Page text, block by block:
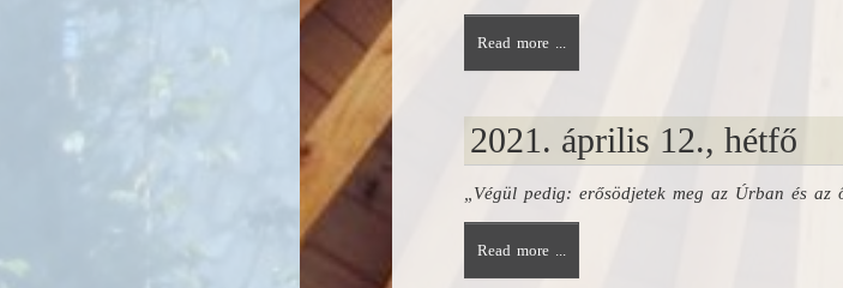
Read more ...
2021. április 12., hétfő
„Végül pedig: erősödjetek meg az Úrban és az
Read more ...